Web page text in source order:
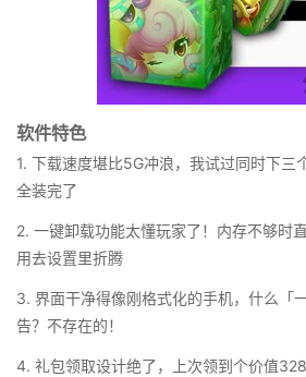
软件特色
1. 下载速度堪比5G冲浪，我试过同时下三
全装完了
2. 一键卸载功能太懂玩家了！内存不够时
用去设置里折腾
3. 界面干净得像刚格式化的手机，什么「
告？不存在的！
4. 礼包领取设计绝了，上次领到个价值